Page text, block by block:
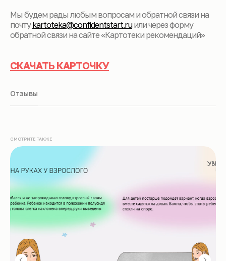
Мы будем рады любым вопросам и обратной связи на
почтуkartoteka@confidentstart.ruили через форму
обратной связи на сайте «Картотеки рекомендаций»
СКАЧАТЬ КАРТОЧКУ
Отзывы
СМОТРИТЕ ТАКЖЕ